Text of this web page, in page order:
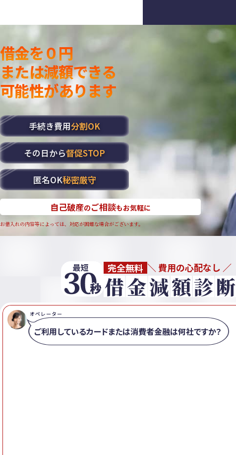
借金を０円
または減額できる
可能性があります
手続き費用分割OK
その日から督促STOP
匿名OK秘密厳守
自己破産のご相談もお気軽に
お借入れの内容等によっては、対応が困難な場合がございます。
完全無料 ＼ 費用の心配なし ／
借金減額診断
オペレーター
ご利用しているカードまたは消費者金融は何社ですか？